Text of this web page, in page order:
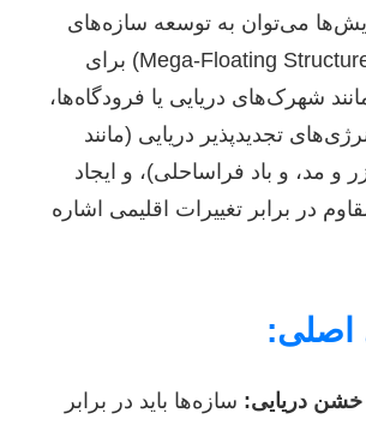
می‌توان به توسعه سازه‌های
شناور عظیم (Mega-Floating Structures) برای
شهرک‌های دریایی یا فرودگاه‌ها،
تجدیدپذیر دریایی (مانند
و مد، و باد فراساحلی)، و ایجاد
در برابر تغییرات اقلیمی اشاره
اصلی:
دریایی: سازه‌ها باید در برابر